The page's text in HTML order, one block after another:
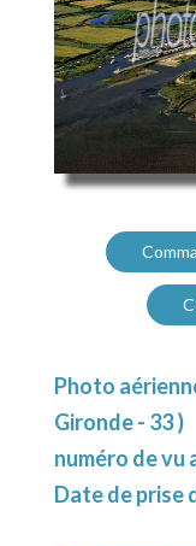
Photo
Gironde - 33 )
numéro de vu
Date de prise